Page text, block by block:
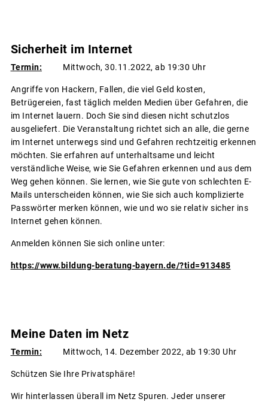
Sicherheit im Internet
Termin: Mittwoch, 30.11.2022, ab 19:30 Uhr
Angriffe von Hackern, Fallen, die viel Geld kosten,
Betrügereien, fast täglich melden Medien über Gefahren, die
im Internet lauern. Doch Sie sind diesen nicht schutzlos
ausgeliefert. Die Veranstaltung richtet sich an alle, die gerne
im Internet unterwegs sind und Gefahren rechtzeitig erkennen
möchten. Sie erfahren auf unterhaltsame und leicht
verständliche Weise, wie Sie Gefahren erkennen und aus dem
Weg gehen können. Sie lernen, wie Sie gute von schlechten E-
Mails unterscheiden können, wie Sie sich auch komplizierte
Passwörter merken können, wie und wo sie relativ sicher ins
Internet gehen können.
Anmelden können Sie sich online unter:
https://www.bildung-beratung-bayern.de/?tid=913485
Meine Daten im Netz
Termin: Mittwoch, 14. Dezember 2022, ab 19:30 Uhr
Schützen Sie Ihre Privatsphäre!
Wir hinterlassen überall im Netz Spuren. Jeder unserer